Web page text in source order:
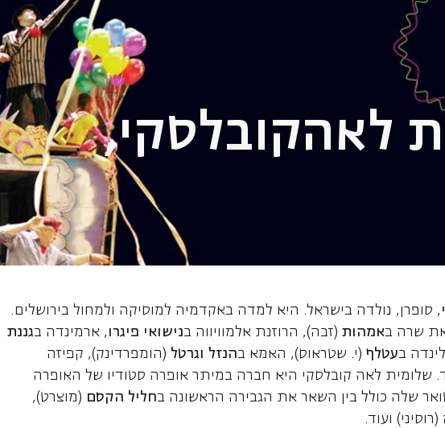
שלומית לאה,
לאהקובלסקי,
, סופרן, נולדה בישראל. היא למדה באקדמיה למוסיקה ולמחול בירושלים.
את שרה באמהות (זבה), הרוזנת אלמוויווה בנישואי פיגרו , ארמינדה בגננת
בעטלף (י. שטראוס), האמא בהנזל וגרטל (הומפרדינק), קפיזה
שלומית לאה קובלסקי היא חברה במיתר אופרה סטודיו של האופרה
שלה כולל בין השאר את הגבירה הראשונה בחליל הקסם (מוצרט),
(רוסיני) ועוד.